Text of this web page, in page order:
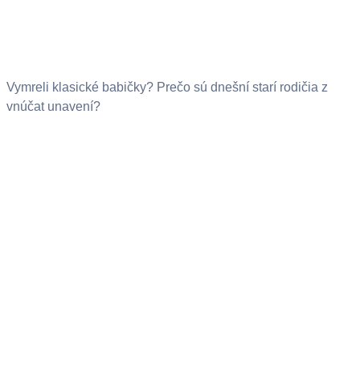
Vymreli klasické babičky? Prečo sú dnešní starí rodičia z
vnúčat unavení?